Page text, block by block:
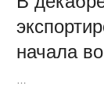
начала
…